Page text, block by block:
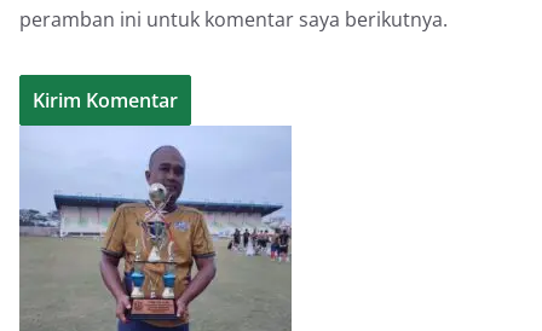
peramban ini untuk komentar saya berikutnya.